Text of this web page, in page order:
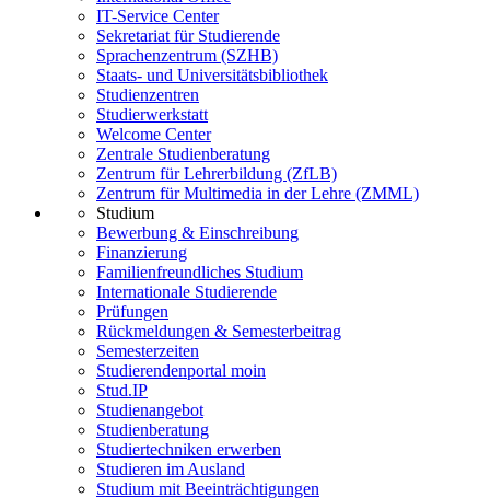
IT-Service Center
Sekretariat für Studierende
Sprachenzentrum (SZHB)
Staats- und Universitätsbibliothek
Studienzentren
Studierwerkstatt
Welcome Center
Zentrale Studienberatung
Zentrum für Lehrerbildung (ZfLB)
Zentrum für Multimedia in der Lehre (ZMML)
Studium
Bewerbung & Einschreibung
Finanzierung
Familienfreundliches Studium
Internationale Studierende
Prüfungen
Rückmeldungen & Semesterbeitrag
Semesterzeiten
Studierendenportal moin
Stud.IP
Studienangebot
Studienberatung
Studiertechniken erwerben
Studieren im Ausland
Studium mit Beeinträchtigungen